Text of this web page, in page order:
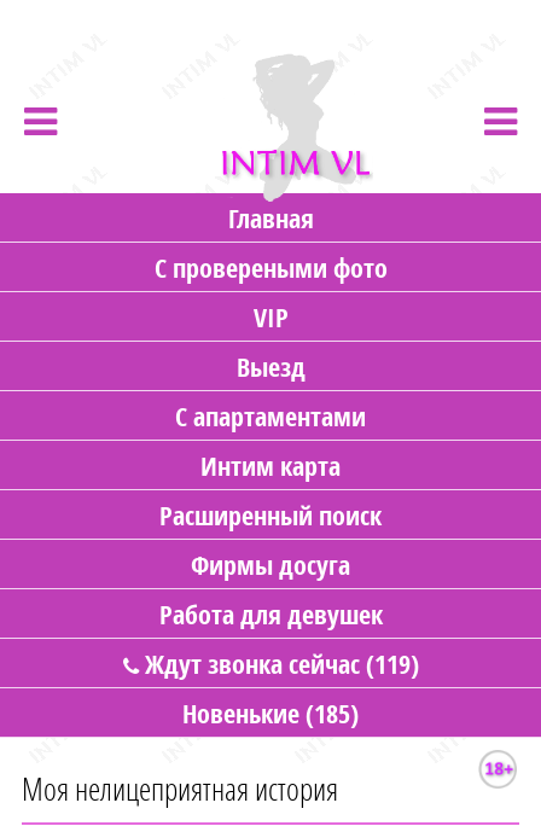
Главная
С провереными фото
VIP
Выезд
С апартаментами
Интим карта
Расширенный поиск
Фирмы досуга
Работа для девушек
Ждут звонка сейчас (119)
Новенькие (185)
Моя нелицеприятная история